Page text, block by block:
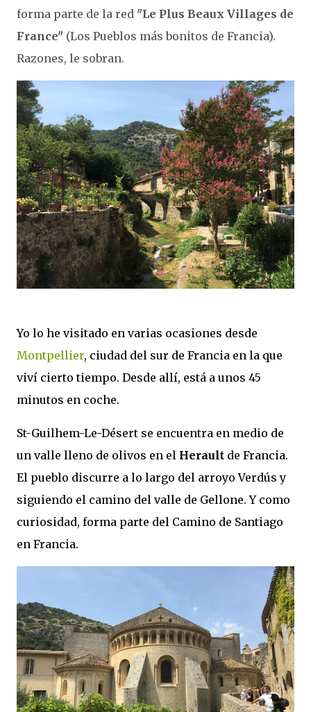
forma parte de la red "Le Plus Beaux Villages de
France" (Los Pueblos más bonitos de Francia).
Razones, le sobran.
Yo lo he visitado en varias ocasiones desde
Montpellier, ciudad del sur de Francia en la que
viví cierto tiempo. Desde allí, está a unos 45
minutos en coche.
St-Guilhem-Le-Désert se encuentra en medio de
un valle lleno de olivos en el Herault de Francia.
El pueblo discurre a lo largo del arroyo Verdús y
siguiendo el camino del valle de Gellone. Y como
curiosidad, forma parte del Camino de Santiago
en Francia.